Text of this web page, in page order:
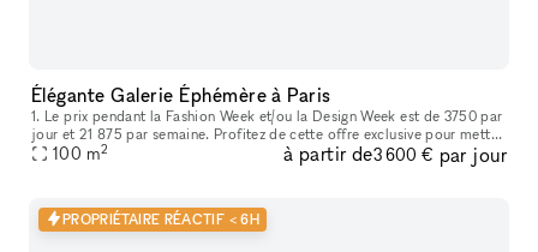
Élégante Galerie Éphémère à Paris
1. Le prix pendant la Fashion Week et/ou la Design Week est de 3750 par
jour et 21 875 par semaine. Profitez de cette offre exclusive pour mettre
en valeur votre showroom éphémère au cœur du Marais,
100 m2 à partir de3 600 € par jour
PROPRIÉTAIRE RÉACTIF < 6H